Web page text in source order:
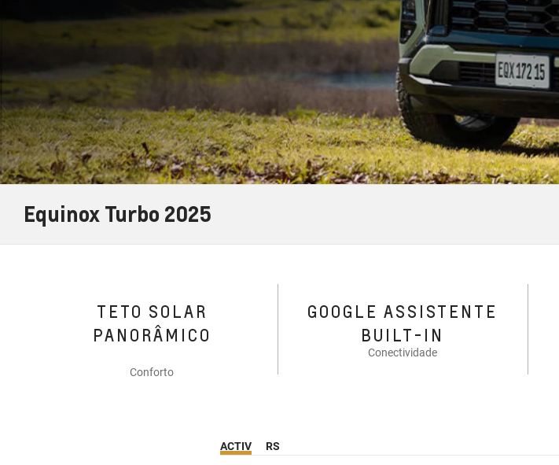
Equinox Turbo 2025
TETO SOLAR
PANORÂMICO
Conforto
GOOGLE ASSISTENTE
BUILT-IN
Conectividade
ACTIV RS